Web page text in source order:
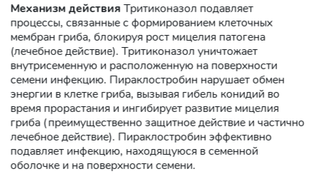
Механизм действияТритиконазол подавляет
процессы, связанные с формированием клеточных
мембран гриба, блокируя рост мицелия патогена
(лечебное действие). Тритиконазол уничтожает
внутрисеменную и расположенную на поверхности
семени инфекцию. Пираклостробин нарушает обмен
энергии в клетке гриба, вызывая гибель конидий во
время прорастания и ингибирует развитие мицелия
гриба (преимущественно защитное действие и частично
лечебное действие). Пираклостробин эффективно
подавляет инфекцию, находящуюся в семенной
оболочке и на поверхности семени.